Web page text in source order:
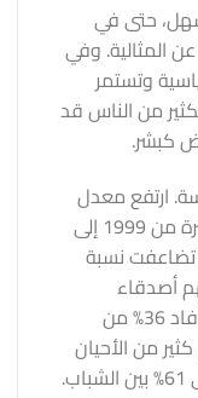
حتى في
المثالية. وفي
وتستمر
من الناس قد
كبشر.
ارتفع معدل
الانتحار في أمريكا بنسبة 33% في الفترة من 1999 إلى
أيضًا، بين عامي 1990 و2020، تضاعفت نسبة
أصدقاء
مقربين أربع مرات. بالإضافة إلى ذلك، أفاد 36% من
من الأحيان